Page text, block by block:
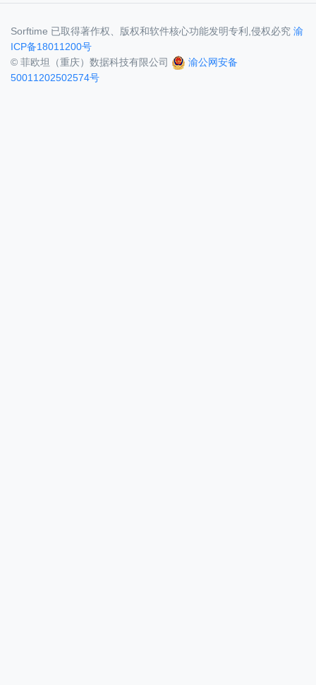
Sorftime 已取得著作权、版权和软件核心功能发明专利,侵权必究 渝
ICP备18011200号
© 菲欧坦（重庆）数据科技有限公司
渝公网安备
50011202502574号